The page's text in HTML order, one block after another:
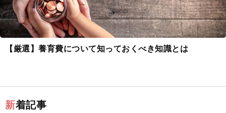
【厳選】養育費について知っておくべき知識とは
新着記事